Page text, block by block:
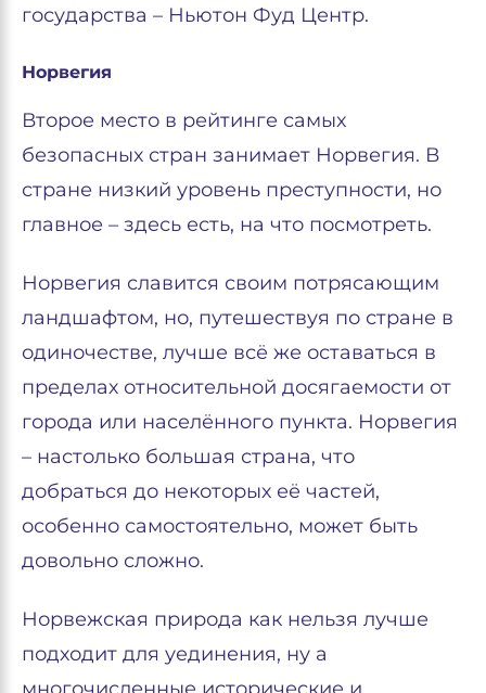
государства – Ньютон Фуд Центр.
Норвегия
Второе место в рейтинге самых
безопасных стран занимает Норвегия. В
стране низкий уровень преступности, но
главное – здесь есть, на что посмотреть.
Норвегия славится своим потрясающим
ландшафтом, но, путешествуя по стране в
одиночестве, лучше всё же оставаться в
пределах относительной досягаемости от
города или населённого пункта. Норвегия
– настолько большая страна, что
добраться до некоторых её частей,
особенно самостоятельно, может быть
довольно сложно.
Норвежская природа как нельзя лучше
подходит для уединения, ну а